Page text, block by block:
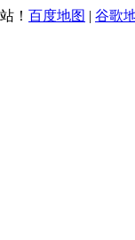
！ 百度地图 | 谷歌